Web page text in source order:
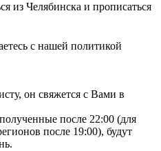
из Челябинска и прописаться
с нашей политикой
он свяжется с Вами в
после 22:00 (для
после 19:00), будут